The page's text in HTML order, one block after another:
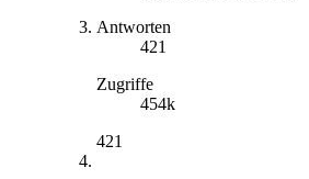
Antworten
421
Zugriffe
454k
421